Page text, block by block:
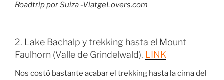
Roadtrip por Suiza -ViatgeLovers.com
2. Lake Bachalp y trekking hasta el Mount
Faulhorn (Valle de Grindelwald). LINK
Nos costó bastante acabar el trekking hasta la cima del